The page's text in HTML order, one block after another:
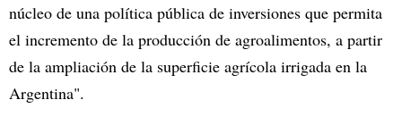
núcleo de una política pública de inversiones que permita
el incremento de la producción de agroalimentos, a partir
de la ampliación de la superficie agrícola irrigada en la
Argentina".